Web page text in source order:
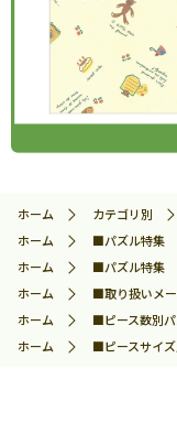
ホーム カテゴリ別
ホーム
■パズル特集
ホーム
■パズル特集
ホーム
■取り扱いメ
ホーム
■ピース数別
ホーム
■ピースサイ